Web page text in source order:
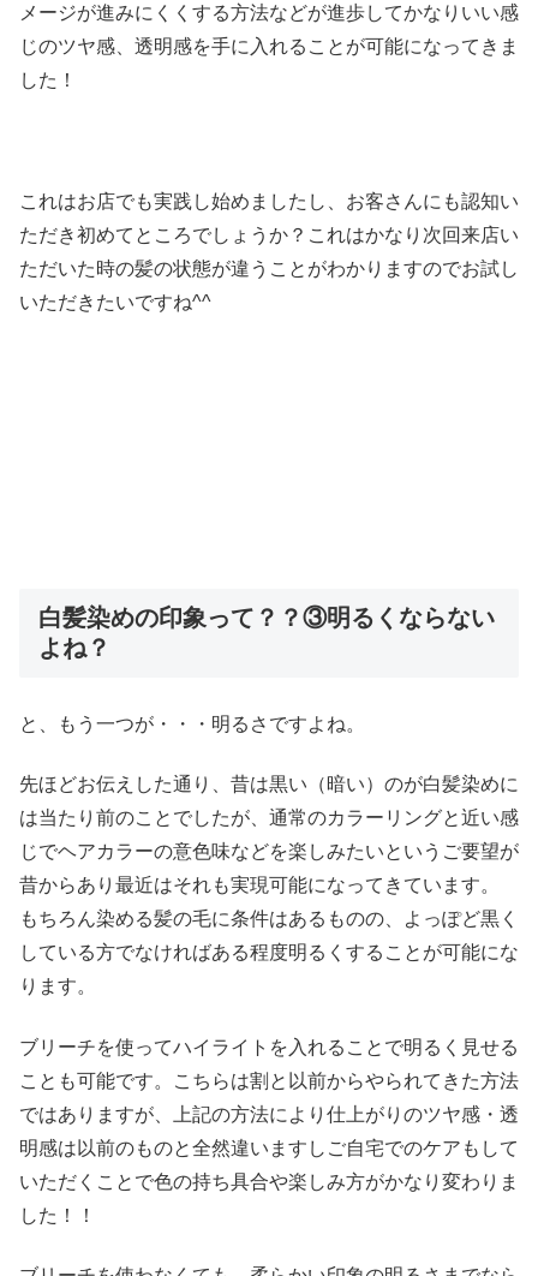
メージが進みにくくする方法などが進歩してかなりいい感
じのツヤ感、透明感を手に入れることが可能になってきま
した！
これはお店でも実践し始めましたし、お客さんにも認知い
ただき初めてところでしょうか？これはかなり次回来店い
ただいた時の髪の状態が違うことがわかりますのでお試し
いただきたいですね^^
白髪染めの印象って？？③明るくならない
よね？
と、もう一つが・・・明るさですよね。
先ほどお伝えした通り、昔は黒い（暗い）のが白髪染めに
は当たり前のことでしたが、通常のカラーリングと近い感
じでヘアカラーの意色味などを楽しみたいというご要望が
昔からあり最近はそれも実現可能になってきています。
もちろん染める髪の毛に条件はあるものの、よっぽど黒く
している方でなければある程度明るくすることが可能にな
ります。
ブリーチを使ってハイライトを入れることで明るく見せる
ことも可能です。こちらは割と以前からやられてきた方法
ではありますが、上記の方法により仕上がりのツヤ感・透
明感は以前のものと全然違いますしご自宅でのケアもして
いただくことで色の持ち具合や楽しみ方がかなり変わりま
した！！